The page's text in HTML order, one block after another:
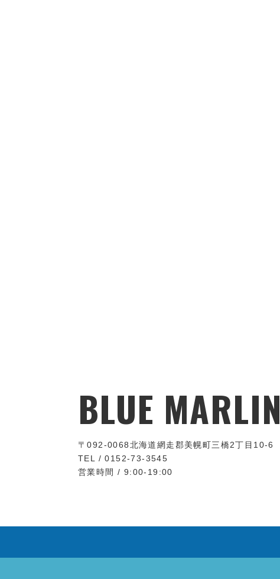
BLUE MARLIN
〒092-0068北海道網走郡美幌町三橋2丁目10-6
TEL / 0152-73-3545
営業時間 / 9:00-19:00